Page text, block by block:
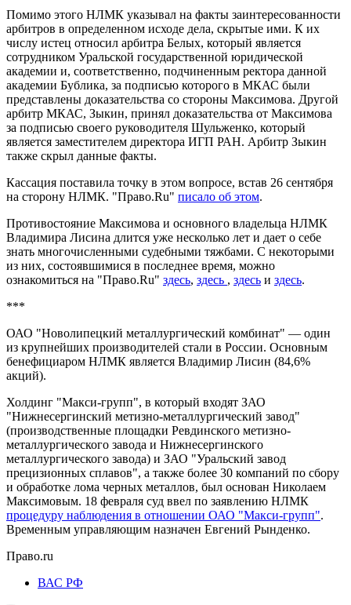
Помимо этого НЛМК указывал на факты заинтересованности
арбитров в определенном исходе дела, скрытые ими. К их
числу истец относил арбитра Белых, который является
сотрудником Уральской государственной юридической
академии и, соответственно, подчиненным ректора данной
академии Бублика, за подписью которого в МКАС были
представлены доказательства со стороны Максимова. Другой
арбитр МКАС, Зыкин, принял доказательства от Максимова
за подписью своего руководителя Шульженко, который
является заместителем директора ИГП РАН. Арбитр Зыкин
также скрыл данные факты.
Кассация поставила точку в этом вопросе, встав 26 сентября
на сторону НЛМК. "Право.Ru" писало об этом.
Противостояние Максимова и основного владельца НЛМК
Владимира Лисина длится уже несколько лет и дает о себе
знать многочисленными судебными тяжбами. С некоторыми
из них, состоявшимися в последнее время, можно
ознакомиться на "Право.Ru" здесь, здесь , здесь и здесь.
***
ОАО "Новолипецкий металлургический комбинат" — один
из крупнейших производителей стали в России. Основным
бенефициаром НЛМК является Владимир Лисин (84,6%
акций).
Холдинг "Макси-групп", в который входят ЗАО
"Нижнесергинский метизно-металлургический завод"
(производственные площадки Ревдинского метизно-
металлургического завода и Нижнесергинского
металлургического завода) и ЗАО "Уральский завод
прецизионных сплавов", а также более 30 компаний по сбору
и обработке лома черных металлов, был основан Николаем
Максимовым. 18 февраля суд ввел по заявлению НЛМК
процедуру наблюдения в отношении ОАО "Макси-групп".
Временным управляющим назначен Евгений Рынденко.
Право.ru
ВАС РФ